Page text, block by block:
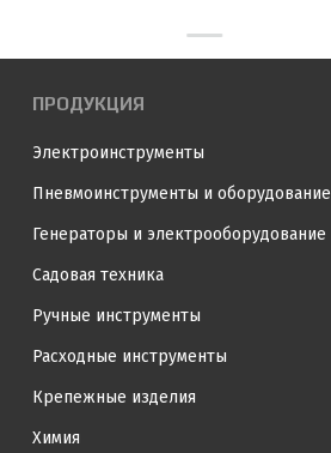
ПРОДУКЦИЯ
Электроинструменты
Пневмоинструменты и оборудование
Генераторы и электрооборудование
Садовая техника
Ручные инструменты
Расходные инструменты
Крепежные изделия
Химия